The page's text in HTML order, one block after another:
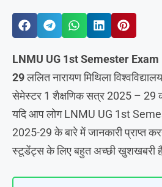
LNMU UG 1st Semester
29ललित नारायण मिथिला विश्वविद्यालय
सेमेस्टर 1 शैक्षणिक सत्र 2025 – 29 का
यदि आप लोग LNMU UG 1st
2025-29 के बारे में जानकारी प्राप्त
स्टूडेंट्स के लिए बहुत अच्छी खुशखबरी